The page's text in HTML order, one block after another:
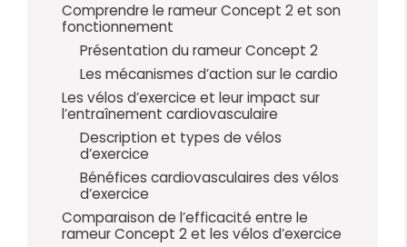
Comprendre le rameur Concept 2 et son
fonctionnement
Présentation du rameur Concept 2
Les mécanismes d’action sur le cardio
Les vélos d’exercice et leur impact sur
l’entraînement cardiovasculaire
Description et types de vélos
d’exercice
Bénéfices cardiovasculaires des vélos
d’exercice
Comparaison de l’efficacité entre le
rameur Concept 2 et les vélos d’exercice